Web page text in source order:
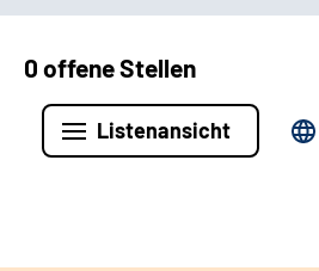
0 offene Stellen
Listenansicht